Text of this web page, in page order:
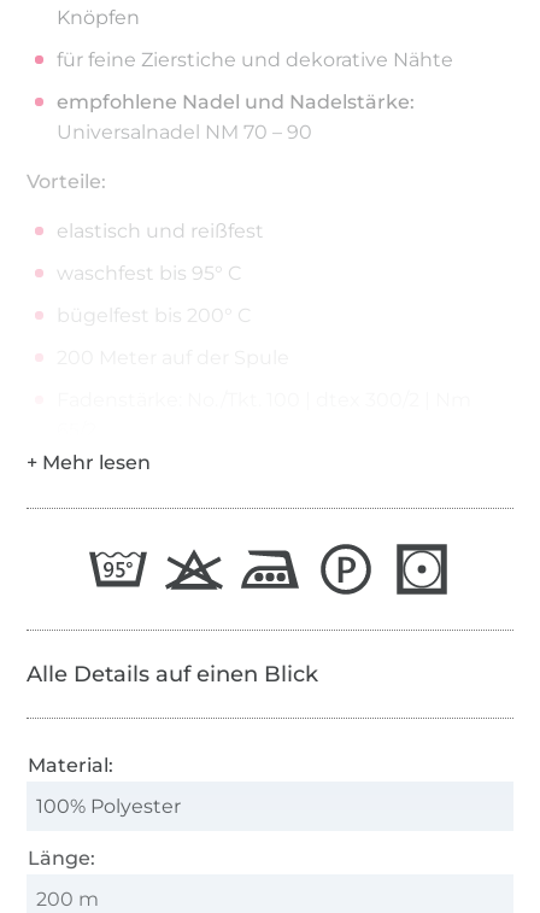
Knöpfen
für feine Zierstiche und dekorative Nähte
empfohlene Nadel und Nadelstärke:
Universalnadel NM 70 – 90
Vorteile:
elastisch und reißfest
waschfest bis 95° C
bügelfest bis 200° C
Alle Details auf einen Blick
Material:
100% Polyester
Länge:
200 m